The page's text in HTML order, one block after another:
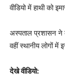
वीडियो में हाथी को
अस्पताल प्रशासन ने
वहीं स्थानीय लोगों
देखे वीडियो: